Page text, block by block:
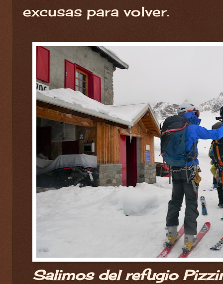
excusas para volver.
Salimos del refugio